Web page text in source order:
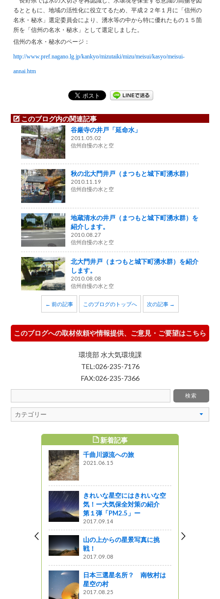
るとともに、地域の活性化に役立てるため、平成２２年１月に「信州の
名水・秘水」選定委員会により、湧水等の中から特に優れたもの１５箇
所を「信州の名水・秘水」として選定しました。
信州の名水・秘水のページ：
http://www.pref.nagano.lg.jp/kankyo/mizutaiki/mizu/meisui/kasyo/meisui-
annai.htm
このブログ内の関連記事
谷厳寺の井戸「延命水」
2011.05.02
信州自慢の水と空
秋の北大門井戸（まつもと城下町湧水群）
2010.11.19
信州自慢の水と空
地蔵清水の井戸（まつもと城下町湧水群）を
紹介します。
2010.08.27
信州自慢の水と空
北大門井戸（まつもと城下町湧水群）を紹介
します。
2010.08.08
信州自慢の水と空
← 前の記事 このブログのトップへ 次の記事 →
このブログへの取材依頼や情報提供、ご意見・ご要望はこちら
環境部 水大気環境課
TEL:026-235-7176
FAX:026-235-7366
新着記事
千曲川源流への旅
2021.06.15
きれいな星空にはきれいな空
気！ー大気保全対策の紹介
第１弾「PM2.5」ー
2017.09.14
山の上からの星景写真に挑
戦！
2017.09.08
日本三選星名所？ 南牧村は
星空の村
2017.08.25